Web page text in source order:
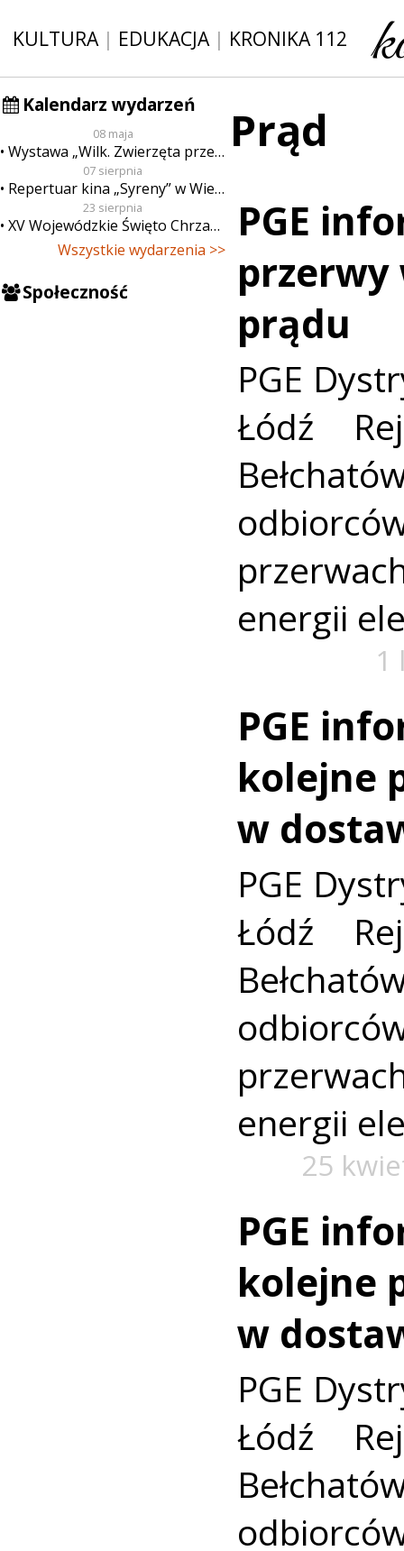
KULTURA| EDUKACJA| KRONIKA 112
Kalendarz wydarzeń
08 maja
Wystawa „Wilk. Zwierzęta przeklęte”
07 sierpnia
Repertuar kina „Syreny” w Wieluniu w dn. od 7 do 13 sierpnia
23 sierpnia
XV Wojewódzkie Święto Chrzanu
Wszystkie wydarzenia >>
Społeczność
Prąd
PGE
przerwy
prądu
PGE
Łódź
energii
1
PGE
kolejne
w
PGE
Łódź
energii
25
PGE
kolejne
w
PGE
Łódź